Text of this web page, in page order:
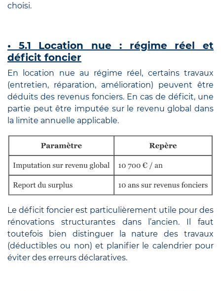
choisi.
• 5.1 Location nue : régime réel et
déficit foncier
En location nue au régime réel, certains travaux
(entretien, réparation, amélioration) peuvent être
déduits des revenus fonciers. En cas de déficit, une
partie peut être imputée sur le revenu global dans
la limite annuelle applicable.
Le déficit foncier est particulièrement utile pour des
rénovations structurantes dans l’ancien. Il faut
toutefois bien distinguer la nature des travaux
(déductibles ou non) et planifier le calendrier pour
éviter des erreurs déclaratives.